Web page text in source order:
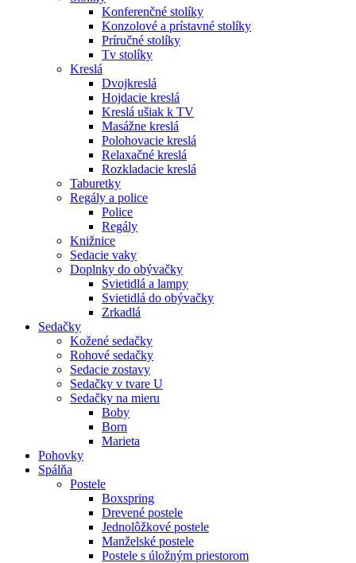
Konferenčné stolíky
Konzolové a prístavné stolíky
Príručné stolíky
Tv stolíky
Kreslá
Dvojkreslá
Hojdacie kreslá
Kreslá ušiak k TV
Masážne kreslá
Polohovacie kreslá
Relaxačné kreslá
Rozkladacie kreslá
Taburetky
Regály a police
Police
Regály
Knižnice
Sedacie vaky
Doplnky do obývačky
Svietidlá a lampy
Svietidlá do obývačky
Zrkadlá
Sedačky
Kožené sedačky
Rohové sedačky
Sedacie zostavy
Sedačky v tvare U
Sedačky na mieru
Boby
Born
Marieta
Pohovky
Spálňa
Postele
Boxspring
Drevené postele
Jednolôžkové postele
Manželské postele
Postele s úložným priestorom